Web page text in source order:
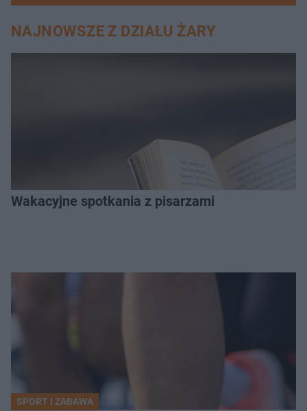
NAJNOWSZE Z DZIAŁU ŻARY
Wakacyjne spotkania z pisarzami
SPORT I ZABAWA